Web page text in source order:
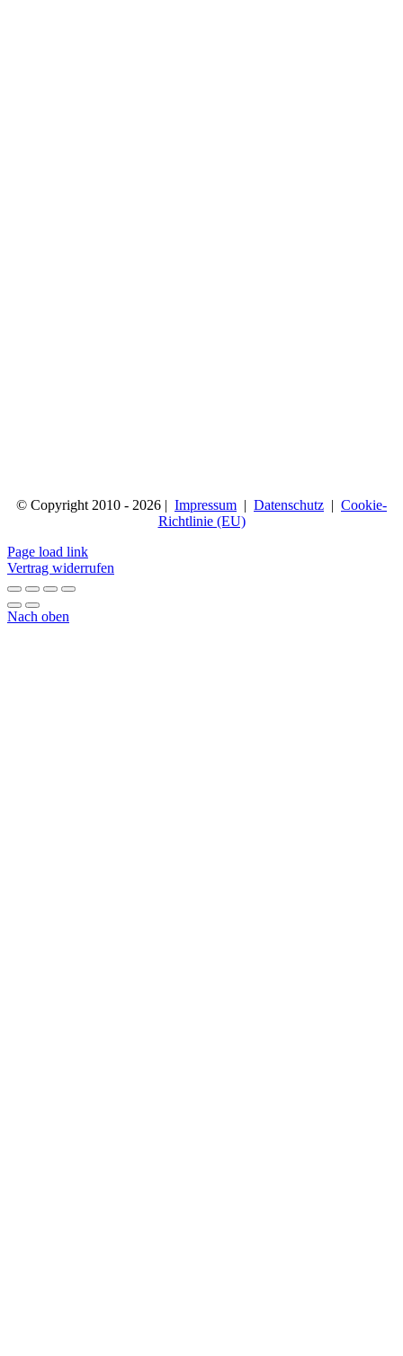
© Copyright 2010 - 2026 | Impressum | Datenschutz | Cookie-
Richtlinie (EU)
Page load link
Vertrag widerrufen
Nach oben